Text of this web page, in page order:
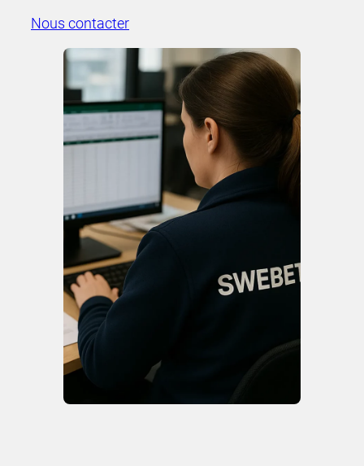
Nous contacter